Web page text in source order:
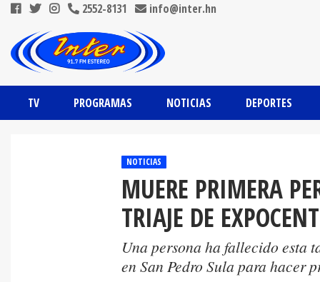
2552-8131 info@inter.hn
TV PROGRAMAS NOTICIAS DEPORTES
NOTICIAS
MUERE PRIMERA
TRIAJE DE
Una persona ha fallecido esta
en San Pedro Sula para hacer